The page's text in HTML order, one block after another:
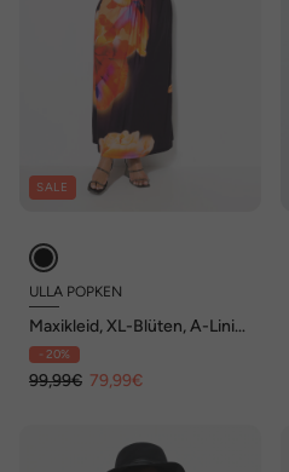
SALE
ULLA POPKEN
Maxikleid, XL-Blüten, A-Linie,
V-Ausschnitt, ärmellos
- 20%
99,99€ 79,99€